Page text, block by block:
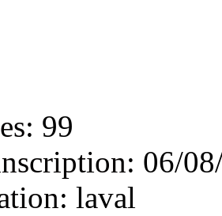
: 99
: 06/
: laval